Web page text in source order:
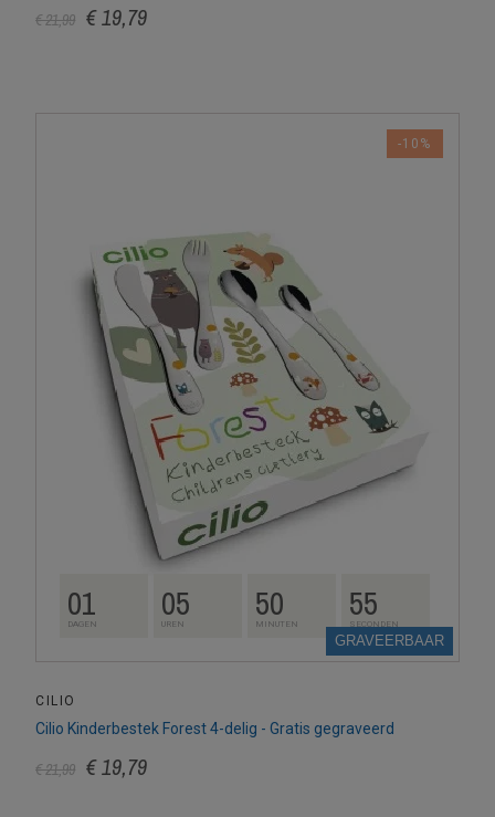
€ 21,99 € 19,79
GRAVEERBAAR
01
DAGEN 05
UREN 50
MINUTEN 54
SECONDEN
CILIO
Cilio Kinderbestek Forest 4-delig - Gratis gegraveerd
€ 21,99 € 19,79
-10%